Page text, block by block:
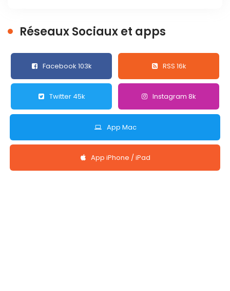
Réseaux Sociaux et apps
Facebook 103k RSS 16k
Twitter 45k Instagram 8k
App Mac
App iPhone / iPad